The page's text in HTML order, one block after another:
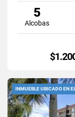
5
Alcobas
INMUEBLE UBICADO EN